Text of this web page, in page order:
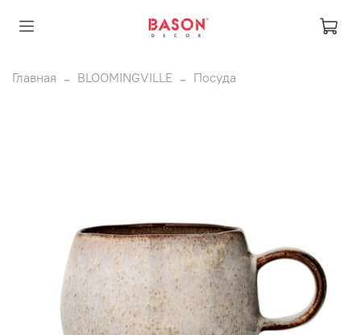
Главная BLOOMINGVILLE Посуда